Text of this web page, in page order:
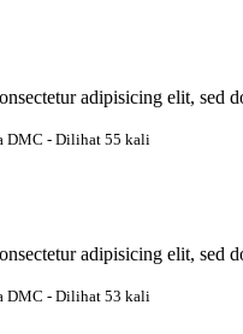
adipisicing elit, sed
DMC - Dilihat 55 kali
adipisicing elit, sed
DMC - Dilihat 53 kali